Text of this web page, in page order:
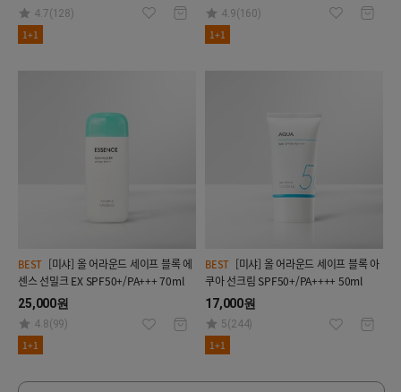
4.7(128)
1+1
4.9(160)
1+1
BEST
센스 선밀크 EX SPF50+/PA+++ 70ml
25,000원
4.8(99)
1+1
BEST
쿠아 선크림 SPF50+/PA++++ 50ml
17,000원
5(244)
1+1